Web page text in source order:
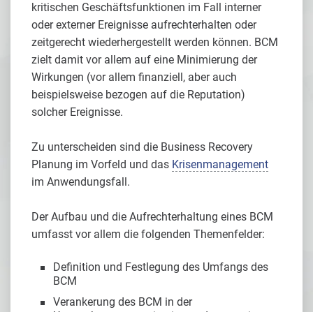
kritischen Geschäftsfunktionen im Fall interner
oder externer Ereignisse aufrechterhalten oder
zeitgerecht wiederhergestellt werden können. BCM
zielt damit vor allem auf eine Minimierung der
Wirkungen (vor allem finanziell, aber auch
beispielsweise bezogen auf die Reputation)
solcher Ereignisse.
Zu unterscheiden sind die Business Recovery
Planung im Vorfeld und das Krisenmanagement
im Anwendungsfall.
Der Aufbau und die Aufrechterhaltung eines BCM
umfasst vor allem die folgenden Themenfelder:
Definition und Festlegung des Umfangs des
BCM
Verankerung des BCM in der